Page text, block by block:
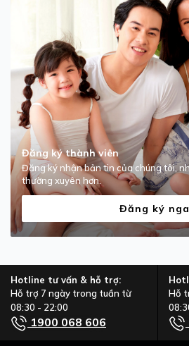
Đăng ký thành viên
Đăng ký nhận bản tin của chúng tôi,
thường xuyên hơn.
Đăng ký
Hotline tư vấn & hỗ trợ:
Hỗ trợ 7 ngày trong tuần từ
08:30 - 22:00
1900 068 606
Hỗ